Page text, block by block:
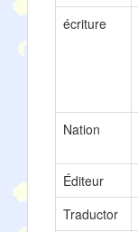
écriture
Nation
Éditeur
Traductor